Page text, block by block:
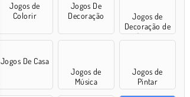
Jogos de
Colorir
Jogos De
Decoração
Jogos de
Decoração de
Quarto
Jogos De Casa
Jogos de
Música
Jogos de
Pintar